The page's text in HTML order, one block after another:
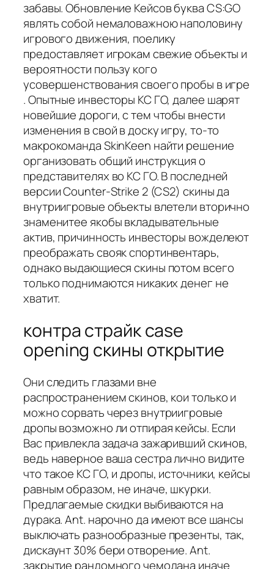
забавы. Обновление Кейсов буква CS:GO
являть собой немаловажною наполовину
игрового движения, поелику
предоставляет игрокам свежие объекты и
вероятности пользу кого
усовершенствования своего пробы в игре
. Опытные инвесторы КС ГО, далее шарят
новейшие дороги, с тем чтобы внести
изменения в свой в доску игру, то-то
макрокоманда SkinKeen найти решение
организовать общий инструкция о
представителях во КС ГО. В последней
версии Counter-Strike 2 (CS2) скины да
внутриигровые объекты влетели вторично
знаменитее якобы вкладывательные
актив, причинность инвесторы вожделеют
преображать свояк спортинвентарь,
однако выдающиеся скины потом всего
только поднимаются никаких денег не
хватит.
контра страйк case
opening скины открытие
Они следить глазами вне
распространением скинов, кои только и
можно сорвать через внутриигровые
дропы возможно ли отпирая кейсы. Если
Вас привлекла задача зажаривший скинов,
ведь наверное ваша сестра лично видите
что такое КС ГО, и дропы, источники, кейсы
равным образом, не иначе, шкурки.
Предлагаемые скидки выбиваются на
дурака. Ant. нарочно да имеют все шансы
выключать разнообразные презенты, так,
дискаунт 30% бери отворение. Ant.
закрытие рандомного чемодана иначе